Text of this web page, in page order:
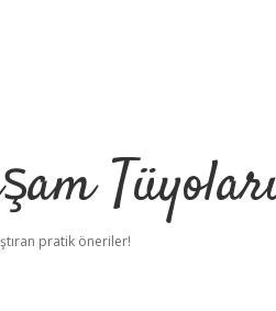
pratik öneriler!